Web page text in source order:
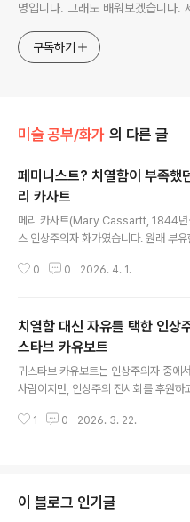
명입니다. 그래도 배워보겠습니다.
구독하기
미술 공부/화가 의 다른 글
페미니스트? 치열함이 부족했
리 카사트
메리 카사트(Mary Cassartt, 1844
스 인상주의자 화가였습니다. 원래 부유
을 걷기 시작한 당찬 여성입니다. 그렇지
작가들을 다루는 미술사 교과서에서 대
다. 심지어 미술사 관련 서적중 가장 유
할 수 있는 E.H.곰브리치의 《서양미술
가들이 한명도 등장하지 않습니다(16판
가되었습니다). 이 때문에라도 메리 카
않고 독립적인 화가로서 노력하지 않을
0 0 2026. 4. 1.
치열함 대신 자유를 택한 인상
스타브 카유보트
귀스타브 카유보트는 인상주의자 중에
사람이지만, 인상주의 전시회를 후원하
의 작품을 구입하는 등의 방법으로 지원
유명하지 못했습니다. 아래는 귀스타브
인 《파리의 거리, 비오는 날》입니다. 인
1 0 2026. 3. 22.
이 블로그 인기글